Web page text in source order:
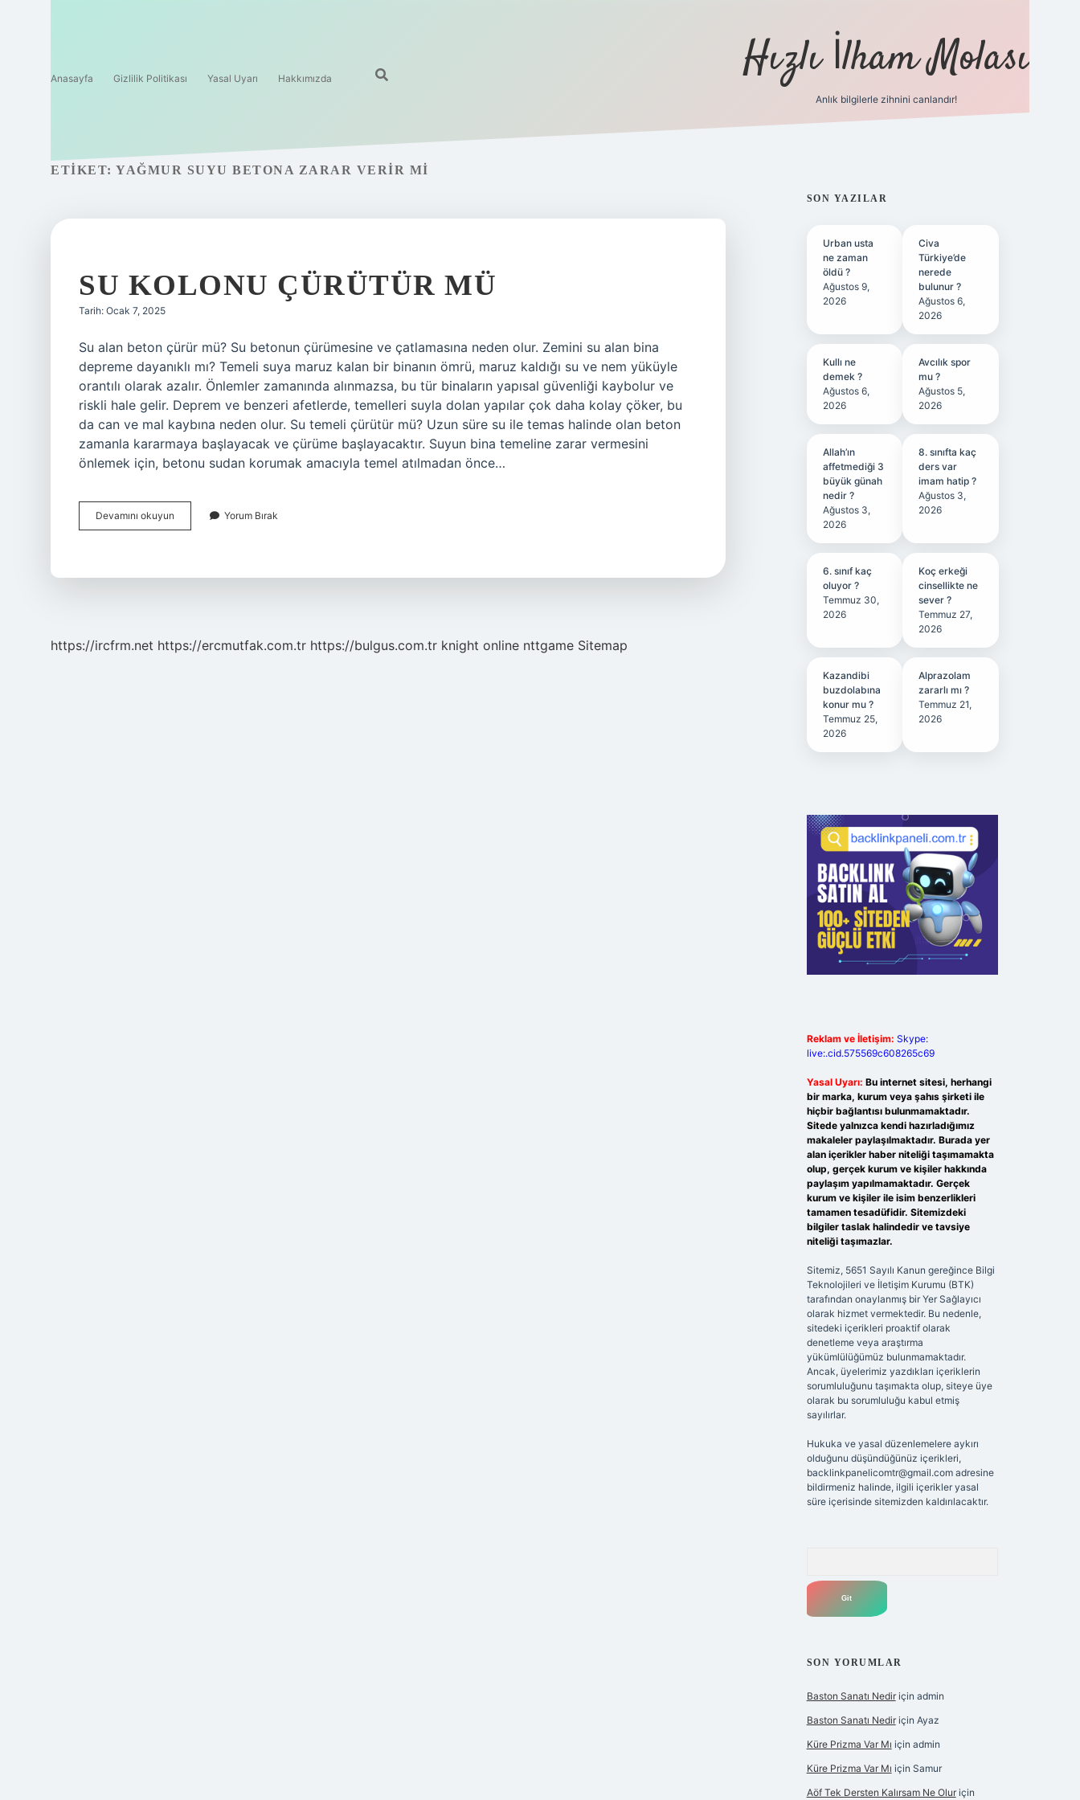
Anasayfa Gizlilik Politikası Yasal Uyarı Hakkımızda Hızlı İlham Molası
Anlık bilgilerle zihnini canlandır!
ETIKET: YAĞMUR SUYU BETONA ZARAR VERIR MI
SU KOLONU ÇÜRÜTÜR MÜ
Tarih: Ocak 7, 2025
Su alan beton çürür mü? Su betonun çürümesine ve çatlamasına neden olur. Zemini su alan bina
depreme dayanıklı mı? Temeli suya maruz kalan bir binanın ömrü, maruz kaldığı su ve nem yüküyle
orantılı olarak azalır. Önlemler zamanında alınmazsa, bu tür binaların yapısal güvenliği kaybolur ve
riskli hale gelir. Deprem ve benzeri afetlerde, temelleri suyla dolan yapılar çok daha kolay çöker, bu
da can ve mal kaybına neden olur. Su temeli çürütür mü? Uzun süre su ile temas halinde olan beton
zamanla kararmaya başlayacak ve çürüme başlayacaktır. Suyun bina temeline zarar vermesini
önlemek için, betonu sudan korumak amacıyla temel atılmadan önce…
Devamını okuyun
Kolonu
Yorum Bırak
https://ircfrm.net https://ercmutfak.com.tr https://bulgus.com.tr knight online nttgame Sitemap
SIDEBAR
SON YAZILAR
Urban usta
ne zaman
öldü ?
Ağustos 9,
2026
Civa
Türkiye’de
nerede
bulunur ?
Ağustos 6,
2026
Kullı ne
demek ?
Ağustos 6,
2026
Avcılık spor
mu ?
Ağustos 5,
2026
Allah’ın
affetmediği 3
büyük günah
nedir ?
Ağustos 3,
2026
8. sınıfta kaç
ders var
imam hatip ?
Ağustos 3,
2026
6. sınıf kaç
oluyor ?
Temmuz 30,
2026
Koç erkeği
cinsellikte ne
sever ?
Temmuz 27,
2026
Kazandibi
buzdolabına
konur mu ?
Temmuz 25,
2026
Alprazolam
zararlı mı ?
Temmuz 21,
2026
Reklam ve İletişim: Skype:
live:.cid.575569c608265c69
Yasal Uyarı: Bu internet sitesi, herhangi
bir marka, kurum veya şahıs şirketi ile
hiçbir bağlantısı bulunmamaktadır.
Sitede yalnızca kendi hazırladığımız
makaleler paylaşılmaktadır. Burada yer
alan içerikler haber niteliği taşımamakta
olup, gerçek kurum ve kişiler hakkında
paylaşım yapılmamaktadır. Gerçek
kurum ve kişiler ile isim benzerlikleri
tamamen tesadüfidir. Sitemizdeki
bilgiler taslak halindedir ve tavsiye
niteliği taşımazlar.
Sitemiz, 5651 Sayılı Kanun gereğince Bilgi
Teknolojileri ve İletişim Kurumu (BTK)
tarafından onaylanmış bir Yer Sağlayıcı
olarak hizmet vermektedir. Bu nedenle,
sitedeki içerikleri proaktif olarak
denetleme veya araştırma
yükümlülüğümüz bulunmamaktadır.
Ancak, üyelerimiz yazdıkları içeriklerin
sorumluluğunu taşımakta olup, siteye üye
olarak bu sorumluluğu kabul etmiş
sayılırlar.
Hukuka ve yasal düzenlemelere aykırı
olduğunu düşündüğünüz içerikleri,
backlinkpanelicomtr@gmail.comadresine
bildirmeniz halinde, ilgili içerikler yasal
süre içerisinde sitemizden kaldırılacaktır.
SON YORUMLAR
Baston Sanatı Nediriçin admin
Baston Sanatı Nediriçin Ayaz
Küre Prizma Var Mı için admin
Küre Prizma Var Mı için Samur
Aöf Tek Dersten Kalırsam Ne Oluriçin